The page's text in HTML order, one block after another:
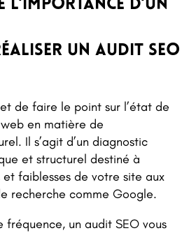
l’importance d’un
un audit SEO
de faire le point sur l’état de
en matière de
Il s’agit d’un diagnostic
et structurel destiné à
faiblesses de votre site aux
recherche comme Google.
un audit SEO vous